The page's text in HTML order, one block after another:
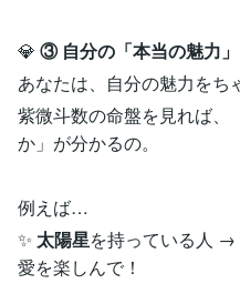
💎 ③ 自分の「本当の魅力
あなたは、自分の魅力をち
紫微斗数の命盤を見れば、
か」が分かるの。
例えば…
✨ 太陽星を持っている人 →
愛を楽しんで！